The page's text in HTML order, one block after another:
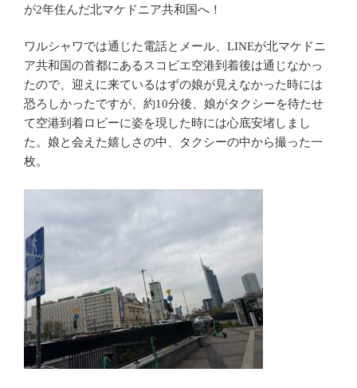
が2年住んだ北マケドニア共和国へ！
ワルシャワでは通じた電話とメール、LINEが北マケドニ
ア共和国の首都にあるスコピエ空港到着後は通じなかっ
たので、迎えに来ているはずの娘が見えなかった時には
恐ろしかったですが、約10分後、娘がタクシーを待たせ
て空港到着ロビーに姿を現した時には心底安堵しまし
た。娘と会えた嬉しさの中、タクシーの中から撮った一
枚。